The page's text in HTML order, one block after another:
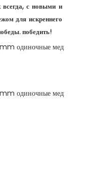
всегда, с новыми и
для искреннего